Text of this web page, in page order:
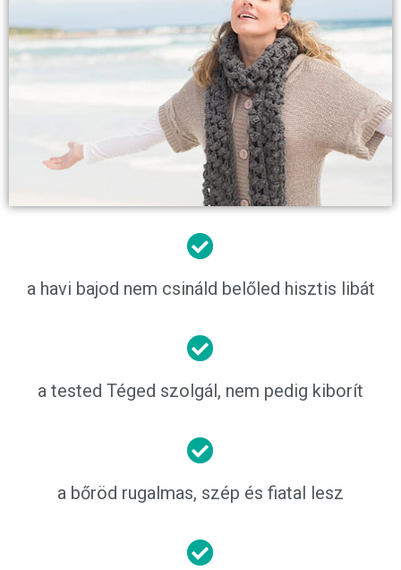
a havi bajod nem csináld belőled hisztis libát
a tested Téged szolgál, nem pedig kiborít
a bőröd rugalmas, szép és fiatal lesz